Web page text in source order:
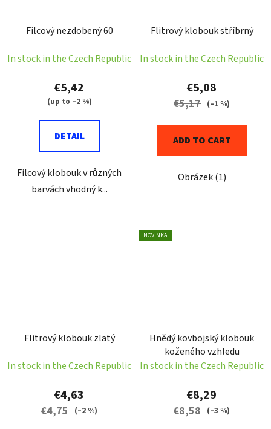
Filcový nezdobený 60
In stock in the Czech Republic
€5,42
(up to –2 %)
DETAIL
Filcový klobouk v různých
barvách vhodný k...
Flitrový klobouk stříbrný
In stock in the Czech Republic
€5,08
€5,17 (–1 %)
ADD TO CART
Obrázek (1)
Flitrový klobouk zlatý
In stock in the Czech Republic
€4,63
€4,75 (–2 %)
NOVINKA
Hnědý kovbojský klobouk
koženého vzhledu
In stock in the Czech Republic
€8,29
€8,58 (–3 %)